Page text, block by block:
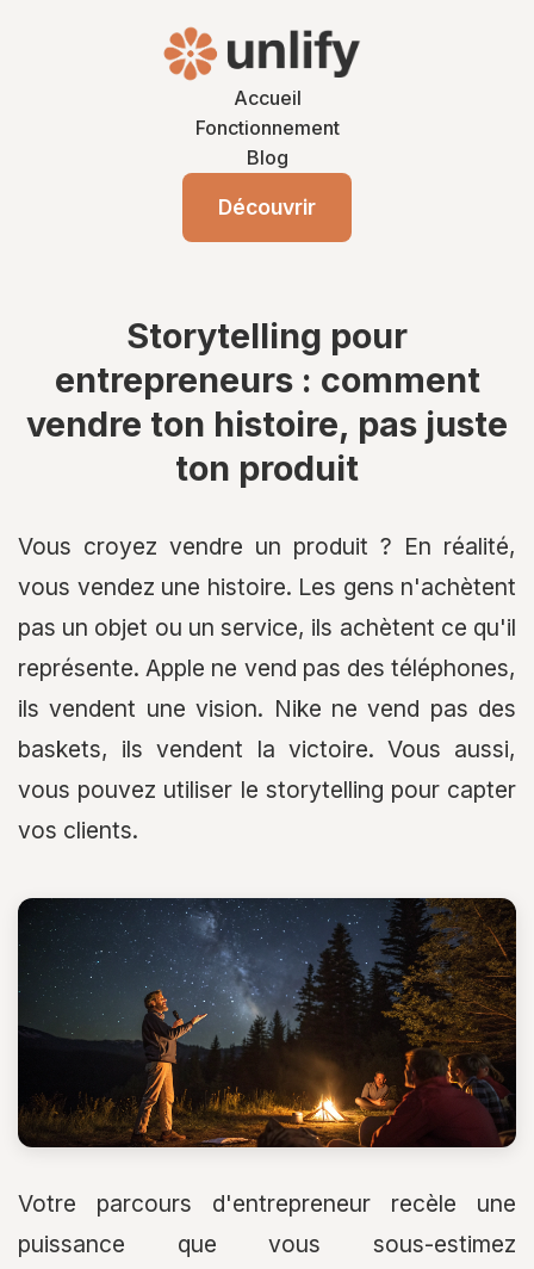
Accueil
Fonctionnement
Blog
Découvrir
Storytelling pour
entrepreneurs : comment
vendre ton histoire, pas juste
ton produit
Vous croyez vendre un produit ? En réalité,
vous vendez une histoire. Les gens n'achètent
pas un objet ou un service, ils achètent ce qu'il
représente. Apple ne vend pas des téléphones,
ils vendent une vision. Nike ne vend pas des
baskets, ils vendent la victoire. Vous aussi,
vous pouvez utiliser le storytelling pour capter
vos clients.
Votre parcours d'entrepreneur recèle une
puissance que vous sous-estimez